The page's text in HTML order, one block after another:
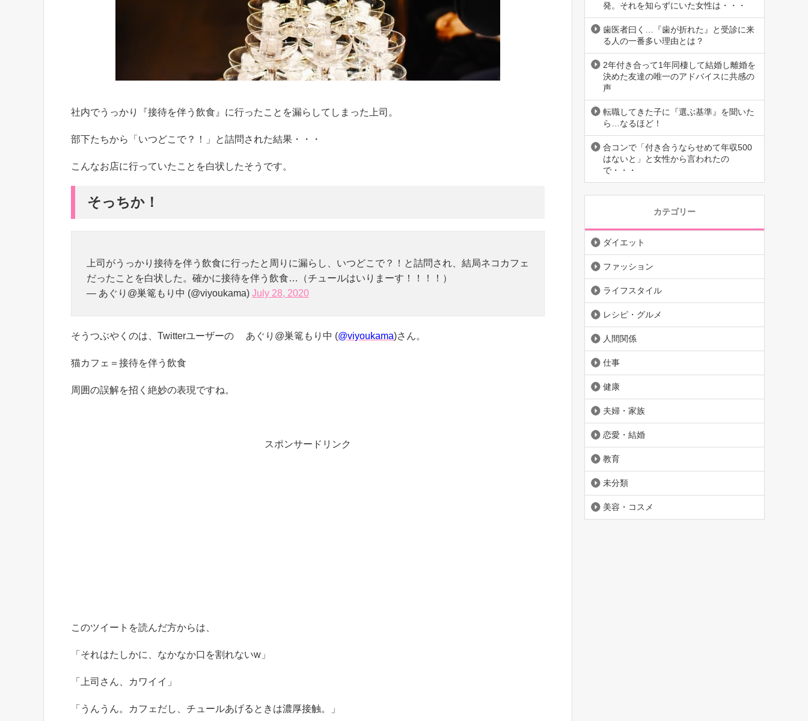
社内でうっかり『接待を伴う飲食』に行ったことを漏らしてしまった上司。
部下たちから「いつどこで？！」と詰問された結果・・・
こんなお店に行っていたことを白状したそうです。
そっちか！
上司がうっかり接待を伴う飲食に行ったと周りに漏らし、いつどこで？！と詰問され、結局ネコカフェ
だったことを白状した。確かに接待を伴う飲食…（チュールはいりまーす！！！！）
— あぐり@巣篭もり中 (@viyoukama) July 28, 2020
そうつぶやくのは、Twitterユーザーの あぐり@巣篭もり中 (@viyoukama)さん。
猫カフェ＝接待を伴う飲食
周囲の誤解を招く絶妙の表現ですね。
スポンサードリンク
このツイートを読んだ方からは、
「それはたしかに、なかなか口を割れないw」
「上司さん、カワイイ」
「うんうん。カフェだし、チュールあげるときは濃厚接触。」
発。それを知らずにいた女性は・・・
歯医者曰く…『歯が折れた』と受診に来
る人の一番多い理由とは？
2年付き合って1年同棲して結婚し離婚を
決めた友達の唯一のアドバイスに共感の
声
転職してきた子に『選ぶ基準』を聞いた
ら…なるほど！
合コンで「付き合うならせめて年収500
はないと」と女性から言われたの
で・・・
カテゴリー
ダイエット
ファッション
ライフスタイル
レシピ・グルメ
人間関係
仕事
健康
夫婦・家族
恋愛・結婚
教育
未分類
美容・コスメ